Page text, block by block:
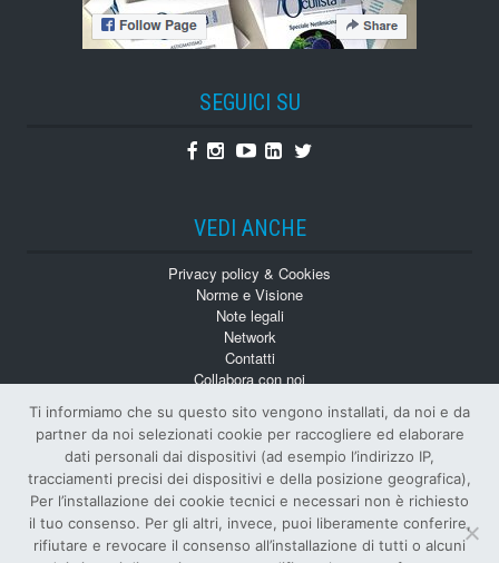
SEGUICI SU
Facebook
Instagram
YoutubeLinkedin
Twitter
VEDI ANCHE
Privacy policy & Cookies
Norme e Visione
Note legali
Network
Contatti
Collabora con noi
Numeri Arretrati
Ti informiamo che su questo sito vengono installati, da noi e da
partner da noi selezionati cookie per raccogliere ed elaborare
dati personali dai dispositivi (ad esempio l’indirizzo IP,
tracciamenti precisi dei dispositivi e della posizione geografica),
Per l’installazione dei cookie tecnici e necessari non è richiesto
il tuo consenso. Per gli altri, invece, puoi liberamente conferire,
rifiutare e revocare il consenso all’installazione di tutti o alcuni